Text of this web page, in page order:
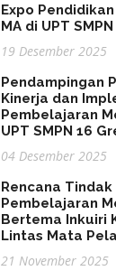
Expo Pendidikan
MA di UPT
19 Desember 2025
Pendampingan
Kinerja dan
Pembelajaran
UPT SMPN 16
04 Desember 2025
Rencana
Pembelajaran
Bertema Inkuiri
Lintas Mata
21 November 2025